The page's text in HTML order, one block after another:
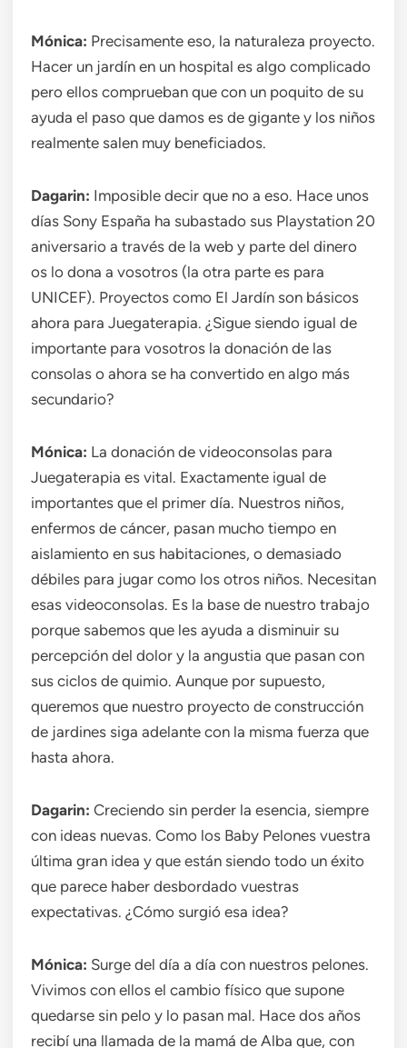
Mónica: Precisamente eso, la naturaleza proyecto.
Hacer un jardín en un hospital es algo complicado
pero ellos comprueban que con un poquito de su
ayuda el paso que damos es de gigante y los niños
realmente salen muy beneficiados.
Dagarin: Imposible decir que no a eso. Hace unos
días Sony España ha subastado sus Playstation 20
aniversario a través de la web y parte del dinero
os lo dona a vosotros (la otra parte es para
UNICEF). Proyectos como El Jardín son básicos
ahora para Juegaterapia. ¿Sigue siendo igual de
importante para vosotros la donación de las
consolas o ahora se ha convertido en algo más
secundario?
Mónica: La donación de videoconsolas para
Juegaterapia es vital. Exactamente igual de
importantes que el primer día. Nuestros niños,
enfermos de cáncer, pasan mucho tiempo en
aislamiento en sus habitaciones, o demasiado
débiles para jugar como los otros niños. Necesitan
esas videoconsolas. Es la base de nuestro trabajo
porque sabemos que les ayuda a disminuir su
percepción del dolor y la angustia que pasan con
sus ciclos de quimio. Aunque por supuesto,
queremos que nuestro proyecto de construcción
de jardines siga adelante con la misma fuerza que
hasta ahora.
Dagarin: Creciendo sin perder la esencia, siempre
con ideas nuevas. Como los Baby Pelones vuestra
última gran idea y que están siendo todo un éxito
que parece haber desbordado vuestras
expectativas. ¿Cómo surgió esa idea?
Mónica: Surge del día a día con nuestros pelones.
Vivimos con ellos el cambio físico que supone
quedarse sin pelo y lo pasan mal. Hace dos años
recibí una llamada de la mamá de Alba que, con